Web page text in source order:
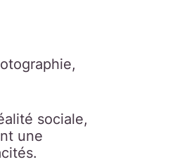
sociale,
une